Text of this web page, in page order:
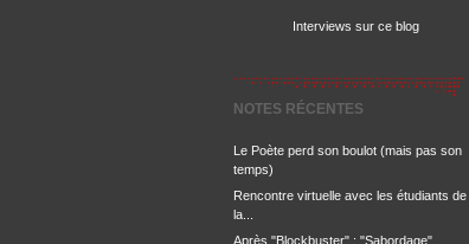
Interviews sur ce blog
NOTES RÉCENTES
Le Poète perd son boulot (mais pas son
temps)
Rencontre virtuelle avec les étudiants de
la...
Après "Blockbuster" : "Sabordage",